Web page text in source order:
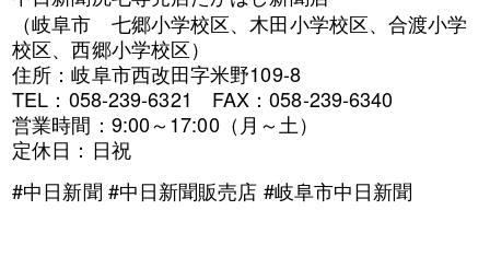
（岐阜市 七郷小学校区、木田小学校区、合渡小学
校区、西郷小学校区）
住所：岐阜市西改田字米野109-8
TEL：058-239-6321 FAX：058-239-6340
営業時間：9:00～17:00（月～土）
定休日：日祝
#中日新聞 #中日新聞販売店 #岐阜市中日新聞